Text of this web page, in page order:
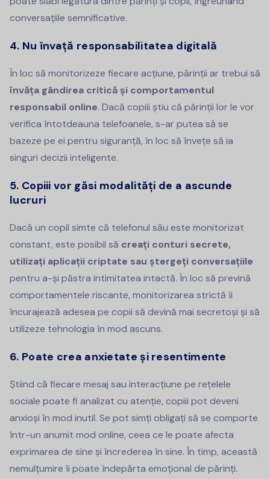
conversațiile semnificative.
4. Nu învață responsabilitatea digitală
În loc să monitorizeze fiecare acțiune, părinții ar trebui să
învăța gândirea critică și comportamentul
responsabil online. Dacă copiii știu că părinții lor le vor
verifica întotdeauna telefoanele, s-ar putea să se
bazeze pe ei pentru siguranță, în loc să învețe să ia
singuri decizii inteligente.
5. Copiii vor găsi modalități de a ascunde
lucruri
Dacă un copil simte că telefonul său este monitorizat
constant, este posibil să creați conturi secrete,
utilizați aplicații criptate sau ștergeți conversațiile
pentru a-și păstra intimitatea intactă. În loc să prevină
comportamentele riscante, monitorizarea strictă îi
încurajează adesea pe copii să devină mai secretoși și să
utilizeze tehnologia în mod ascuns.
6. Poate crea anxietate și resentimente
Știind că fiecare mesaj sau interacțiune pe rețelele
sociale poate fi analizat cu atenție, copiii pot deveni
anxioși în mod inutil. Se pot simți obligați să se comporte
într-un anumit mod online, ceea ce le poate afecta
exprimarea de sine și încrederea în sine. În timp, această
nemulțumire îi poate îndepărta emoțional de părinți.